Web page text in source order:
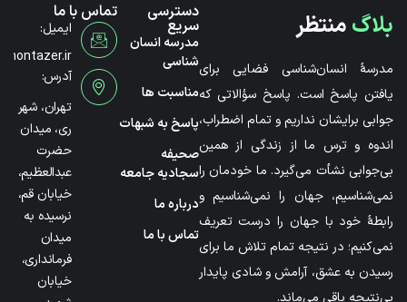
بلاگمنتظر
مدرسۀ انسان‌شناسی فضایی برای
یافتن پاسخ است. پاسخ سؤالاتی که
جوابی برایشان نداریم و تمام اضطراب،
اندوه و ترس ما از زندگی از همین
بی‌جوابی نشأت می‌گیرد. ما خودمان را
نمی‌شناسیم، جهان را نمی‌شناسیم و
رابطۀ خود با جهان را درست تعریف
نمی‌کنیم؛ در نتیجه تمام تلاش ما برای
رسیدن به عشق، آرامش و شادی پایدار
بی‌نتیجه باقی می‌ماند.
دسترسی
سریع
مدرسه انسان
شناسی
مناسبت ها
پاسخ به شبهات
صحیفه
سجادیه جامعه
درباره ما
تماس با ما
تماس با ما
ایمیل:
آدرس:
تهران، شهر
ری، میدان
حضرت
عبدالعظیم،
خیابان قم،
نرسیده به
میدان
فرمانداری،
خیابان